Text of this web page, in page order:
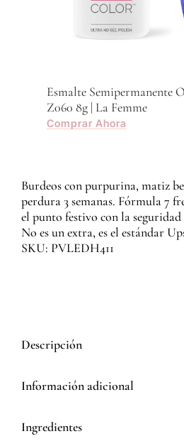
Esmalte Semipermanente
Z060 8g | La Femme
Comprar Ahora
Burdeos con purpurina, matiz
perdura 3 semanas. Fórmula 7
el punto festivo con la
No es un extra, es el estándar
SKU: PVLEDH411
Descripción
Información adicional
Ingredientes